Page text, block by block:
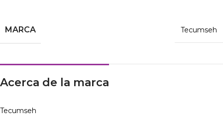
MARCA Tecumseh
Acerca de la marca
Tecumseh